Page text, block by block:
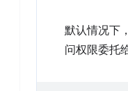
默认情况下
问权限委托